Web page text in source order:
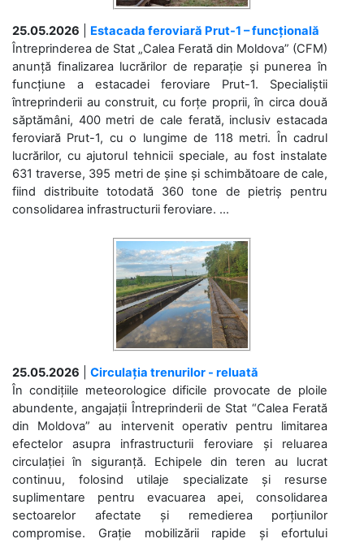
25.05.2026
Estacada feroviară Prut-1 – funcțională
Întreprinderea de Stat „Calea Ferată din Moldova” (CFM)
anunță finalizarea lucrărilor de reparație și punerea în
funcțiune a estacadei feroviare Prut-1. Specialiștii
întreprinderii au construit, cu forțe proprii, în circa două
săptămâni, 400 metri de cale ferată, inclusiv estacada
feroviară Prut-1, cu o lungime de 118 metri. În cadrul
lucrărilor, cu ajutorul tehnicii speciale, au fost instalate
631 traverse, 395 metri de șine și schimbătoare de cale,
fiind distribuite totodată 360 tone de pietriș pentru
consolidarea infrastructurii feroviare. ...
25.05.2026
Circulația trenurilor - reluată
În condițiile meteorologice dificile provocate de ploile
abundente, angajații Întreprinderii de Stat “Calea Ferată
din Moldova” au intervenit operativ pentru limitarea
efectelor asupra infrastructurii feroviare și reluarea
circulației în siguranță. Echipele din teren au lucrat
continuu, folosind utilaje specializate și resurse
suplimentare pentru evacuarea apei, consolidarea
sectoarelor afectate și remedierea porțiunilor
compromise. Grație mobilizării rapide și efortului